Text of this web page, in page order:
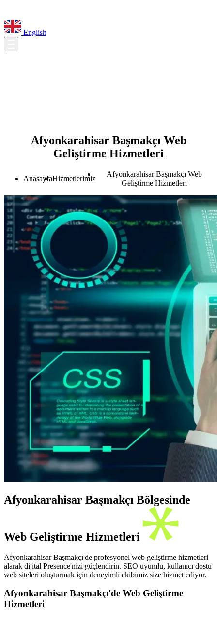
English
Afyonkarahisar Başmakçı Web
Geliştirme Hizmetleri
AnasayfaHizmetlerimiz
Afyonkarahisar Başmakçı Web
Geliştirme Hizmetleri
Afyonkarahisar Başmakçı Bölgesinde
Web Geliştirme Hizmetleri
Afyonkarahisar Başmakçı'de profesyonel web geliştirme hizmetleri
alarak dijital Presence'nizi güçlendirin. SEO uyumlu, kullanıcı dostu
web siteleri oluşturmak için deneyimli ekibimiz size hizmet ediyor.
Afyonkarahisar Başmakçı'de Web Geliştirme
Hizmetleri